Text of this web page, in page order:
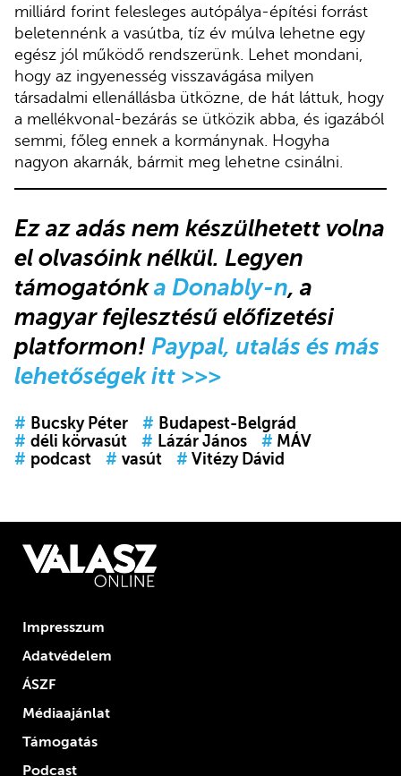
milliárd forint felesleges autópálya-építési forrást
beletennénk a vasútba, tíz év múlva lehetne egy
egész jól működő rendszerünk. Lehet mondani,
hogy az ingyenesség visszavágása milyen
társadalmi ellenállásba ütközne, de hát láttuk, hogy
a mellékvonal-bezárás se ütközik abba, és igazából
semmi, főleg ennek a kormánynak. Hogyha
nagyon akarnák, bármit meg lehetne csinálni.
Ez az adás nem készülhetett volna
el olvasóink nélkül. Legyen
támogatónka Donably-n, a
magyar fejlesztésű előfizetési
platformon! Paypal, utalás és más
lehetőségek itt >>>
# Bucsky Péter # Budapest-Belgrád
# déli körvasút # Lázár János # MÁV
# podcast # vasút # Vitézy Dávid
Impresszum
Adatvédelem
ÁSZF
Médiaajánlat
Támogatás
Podcast